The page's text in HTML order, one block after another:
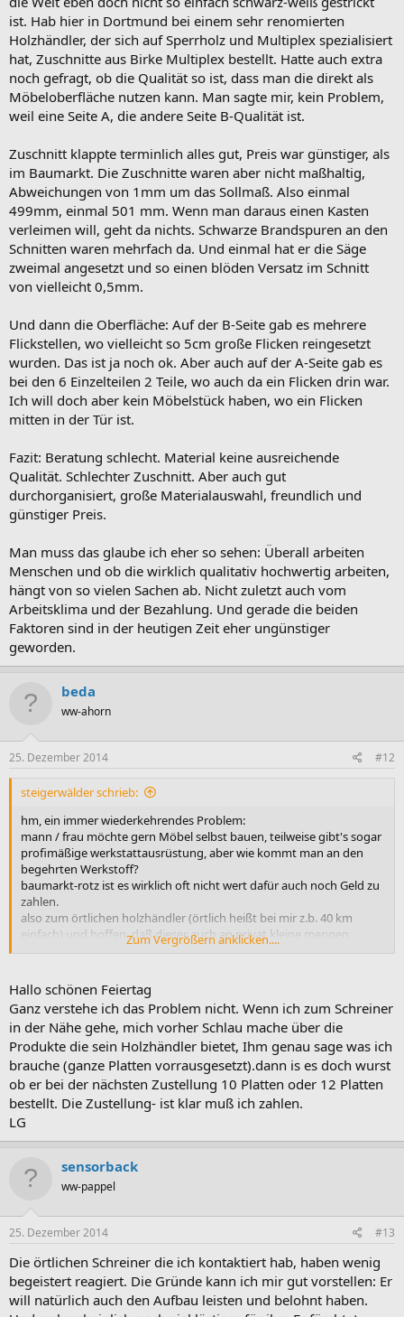
ist. Hab hier in Dortmund bei einem sehr renomierten
Holzhändler, der sich auf Sperrholz und Multiplex spezialisiert
hat, Zuschnitte aus Birke Multiplex bestellt. Hatte auch extra
noch gefragt, ob die Qualität so ist, dass man die direkt als
Möbeloberfläche nutzen kann. Man sagte mir, kein Problem,
weil eine Seite A, die andere Seite B-Qualität ist.
Zuschnitt klappte terminlich alles gut, Preis war günstiger, als
im Baumarkt. Die Zuschnitte waren aber nicht maßhaltig,
Abweichungen von 1mm um das Sollmaß. Also einmal
499mm, einmal 501 mm. Wenn man daraus einen Kasten
verleimen will, geht da nichts. Schwarze Brandspuren an den
Schnitten waren mehrfach da. Und einmal hat er die Säge
zweimal angesetzt und so einen blöden Versatz im Schnitt
von vielleicht 0,5mm.
Und dann die Oberfläche: Auf der B-Seite gab es mehrere
Flickstellen, wo vielleicht so 5cm große Flicken reingesetzt
wurden. Das ist ja noch ok. Aber auch auf der A-Seite gab es
bei den 6 Einzelteilen 2 Teile, wo auch da ein Flicken drin war.
Ich will doch aber kein Möbelstück haben, wo ein Flicken
mitten in der Tür ist.
Fazit: Beratung schlecht. Material keine ausreichende
Qualität. Schlechter Zuschnitt. Aber auch gut
durchorganisiert, große Materialauswahl, freundlich und
günstiger Preis.
Man muss das glaube ich eher so sehen: Überall arbeiten
Menschen und ob die wirklich qualitativ hochwertig arbeiten,
hängt von so vielen Sachen ab. Nicht zuletzt auch vom
Arbeitsklima und der Bezahlung. Und gerade die beiden
Faktoren sind in der heutigen Zeit eher ungünstiger
geworden.
beda
ww-ahorn
25. Dezember 2014 #12
steigerwälder schrieb:
hm, ein immer wiederkehrendes Problem:
mann / frau möchte gern Möbel selbst bauen, teilweise gibt's sogar
profimäßige werkstattausrüstung, aber wie kommt man an den
begehrten Werkstoff?
baumarkt-rotz ist es wirklich oft nicht wert dafür auch noch Geld zu
zahlen.
also zum örtlichen holzhändler (örtlich heißt bei mir z.b. 40 km
einfach) und hoffen, daß dieser auch an privat kleine mengen
veräußert (aber auch hier ist man nicht gerne gesehen).
der kalkuliert Materialbeschaffung, arbeitstunden,
maschinennutzung usw. (zurecht natürlich) und zum schluß muss
man sich leider wirklich die frage stellen, wo noch der sinn des
eigenbaues ist.
genau dieses Thema hab ich die letzte zeit mit vielen hobbyholzer
durchgekaut, Lösungsvorschlag hatte letztendlich keiner.
einziges Fazit: selbstbau scheitert einfach zu häufig an den hohen
materialpreisen für Endverbraucher bzw. an fehlenden
bezugsmöglichkeiten und Ikea und co. freuen sich über die
nächsten kunden mit wegwerfprodukten.
Wenn ich im hier diskutieren fall noch beschläge usw. hinzurechne,
bin ich wohl auch nicht weit von einem Fertigprodukt entfernt,
oder?
Zum Vergrößern anklicken....
Hallo schönen Feiertag
Ganz verstehe ich das Problem nicht. Wenn ich zum Schreiner
in der Nähe gehe, mich vorher Schlau mache über die
Produkte die sein Holzhändler bietet, Ihm genau sage was ich
brauche (ganze Platten vorrausgesetzt).dann is es doch wurst
ob er bei der nächsten Zustellung 10 Platten oder 12 Platten
bestellt. Die Zustellung- ist klar muß ich zahlen.
LG
sensorback
ww-pappel
25. Dezember 2014 #13
Die örtlichen Schreiner die ich kontaktiert hab, haben wenig
begeistert reagiert. Die Gründe kann ich mir gut vorstellen: Er
will natürlich auch den Aufbau leisten und belohnt haben.